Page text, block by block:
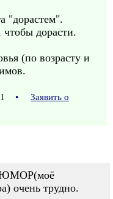
"дорастем".
дорасти.
(по возрасту и
•
Заявить о
ЮМОР(моё
очень трудно.